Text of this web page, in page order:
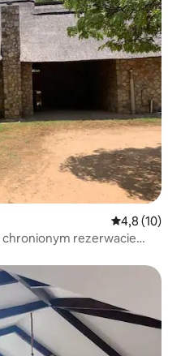
Średnia
4,8 (10)
chronionym rezerwacie
gości